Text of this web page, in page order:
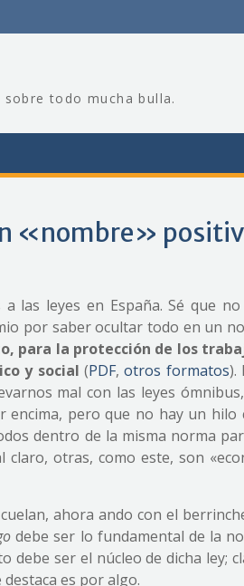
todo mucha bulla.
«nombre»
las leyes en España. Sé que
por saber ocultar todo en un
para la protección de los
y social (PDF,otros formatos).
mal con las leyes
encima, pero que no hay un hilo
dentro de la misma norma
otras, como este, son
ahora ando con el
debe ser lo fundamental de la
debe ser el núcleo de dicha ley;
es por algo.